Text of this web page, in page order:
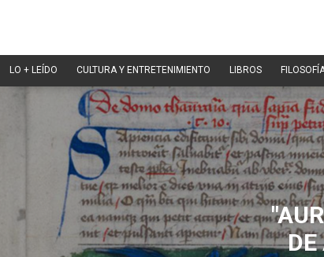
LO + LEÍDO CULTURA Y ENTRETENIMIENTO LIBROS
DE